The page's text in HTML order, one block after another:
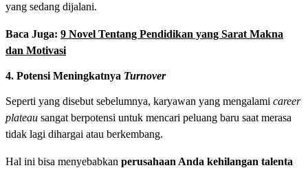
yang sedang dijalani.
Baca Juga: 9 Novel Tentang Pendidikan yang Sarat Makna
dan Motivasi
4. Potensi Meningkatnya Turnover
Seperti yang disebut sebelumnya, karyawan yang mengalami career
plateau sangat berpotensi untuk mencari peluang baru saat merasa
tidak lagi dihargai atau berkembang.
Hal ini bisa menyebabkan perusahaan Anda kehilangan talenta